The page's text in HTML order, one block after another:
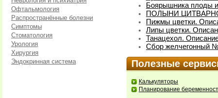
Офтальмология
Распространённые болезни
Симптомы
Стоматология
Урология
Хирургия
Эндокринная система
Боярышника плоды
ПОЛЫНИ
Пижмы цветки.
Липы цветки.
Танацехол.
Сбор желчегонный
Полезные
Калькуляторы
Планирование